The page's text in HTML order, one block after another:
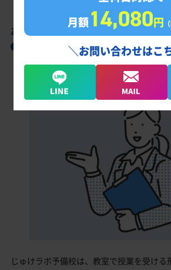
あなただけの学習計画だから成果が出
京都国際高校合格に向けた
ラム
じゅけラボ予備校は、教室で授業を受ける
月額14,080円
＼お問い合わせはこ